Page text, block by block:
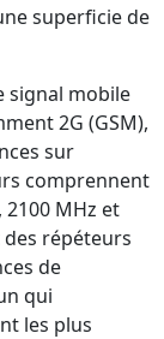
superficie de
signal mobile
2G (GSM),
sur
comprennent
2100 MHz et
répéteurs
de
qui
les plus